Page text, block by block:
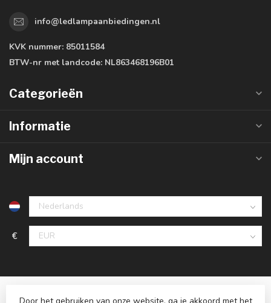
info@ledlampaanbiedingen.nl
KVK nummer: 85011584
BTW-nr met landcode: NL863468196B01
Categorieën
Informatie
Mijn account
€